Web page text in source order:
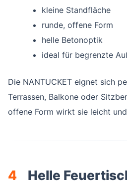
kleine Standfläche
runde, offene Form
helle Betonoptik
ideal für begrenzte
Die NANTUCKET eignet sich
Terrassen, Balkone oder
offene Form wirkt sie leicht
4
Helle